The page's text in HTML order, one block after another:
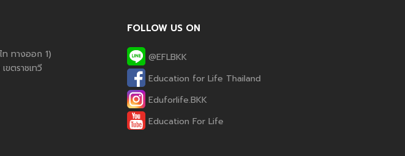
ทางออก 1)
ตราชเทวี
FOLLOW US ON
@EFLBKK
Education for Life Thailand
Eduforlife.BKK
Education For Life